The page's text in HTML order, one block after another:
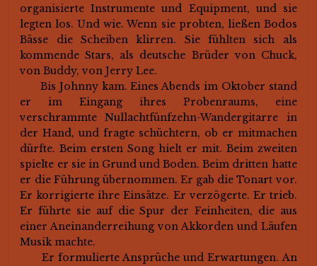
organisierte Instrumente und Equipment, und sie
legten los. Und wie. Wenn sie probten, ließen Bodos
Bässe die Scheiben klirren. Sie fühlten sich als
kommende Stars, als deutsche Brüder von Chuck,
von Buddy, von Jerry Lee.
Bis Johnny kam. Eines Abends im Oktober stand
er im Eingang ihres Probenraums, eine
verschrammte Nullachtfünfzehn-Wandergitarre in
der Hand, und fragte schüchtern, ob er mitmachen
dürfte. Beim ersten Song hielt er mit. Beim zweiten
spielte er sie in Grund und Boden. Beim dritten hatte
er die Führung übernommen. Er gab die Tonart vor.
Er korrigierte ihre Einsätze. Er verzögerte. Er trieb.
Er führte sie auf die Spur der Feinheiten, die aus
einer Aneinanderreihung von Akkorden und Läufen
Musik machte.
Er formulierte Ansprüche und Erwartungen. An